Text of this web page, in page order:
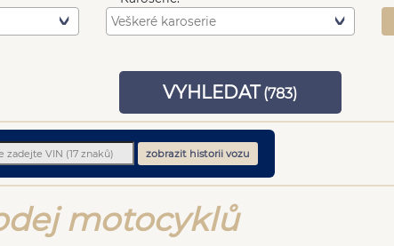
VYHLEDAT (783)
zobrazit historii vozu
motocyklů